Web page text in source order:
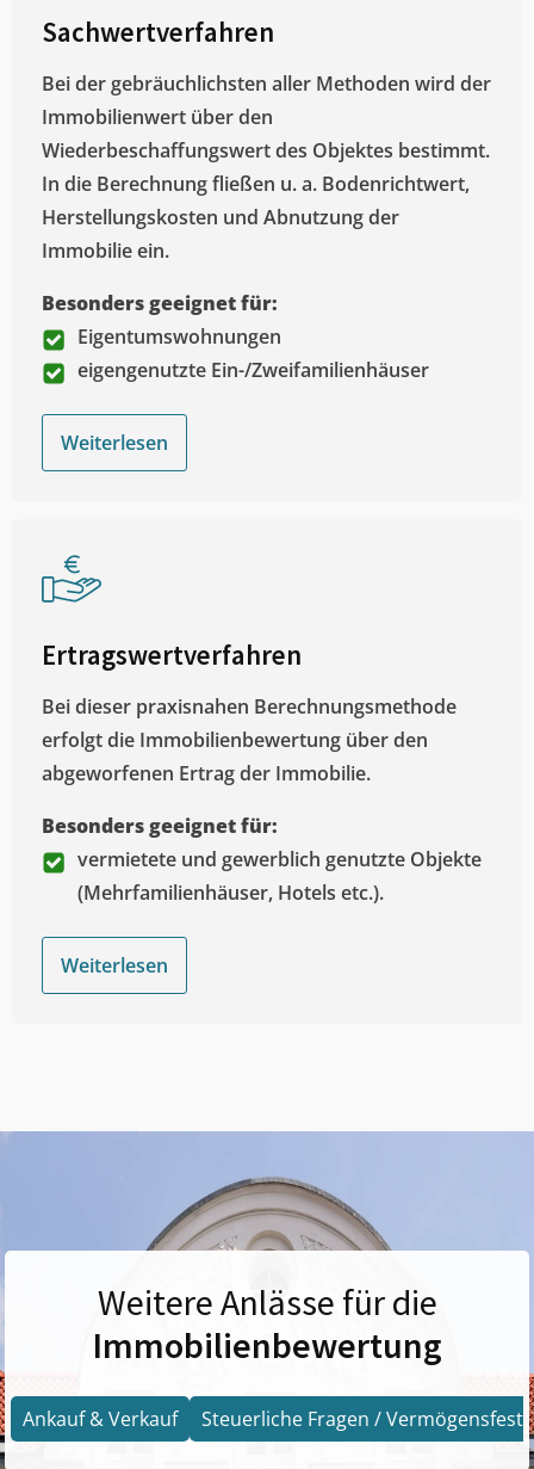
Sachwertverfahren
Bei der gebräuchlichsten aller Methoden wird der
Immobilienwert über den
Wiederbeschaffungswert des Objektes bestimmt.
In die Berechnung fließen u. a. Bodenrichtwert,
Herstellungskosten und Abnutzung der
Immobilie ein.
Besonders geeignet für:
Eigentumswohnungen
eigengenutzte Ein-/Zweifamilienhäuser
Weiterlesen
Ertragswertverfahren
Bei dieser praxisnahen Berechnungsmethode
erfolgt die Immobilienbewertung über den
abgeworfenen Ertrag der Immobilie.
Besonders geeignet für:
vermietete und gewerblich genutzte Objekte
(Mehrfamilienhäuser, Hotels etc.).
Weiterlesen
Weitere Anlässe für die
Immobilienbewertung
Ankauf & Verkauf Steuerliche Fragen /